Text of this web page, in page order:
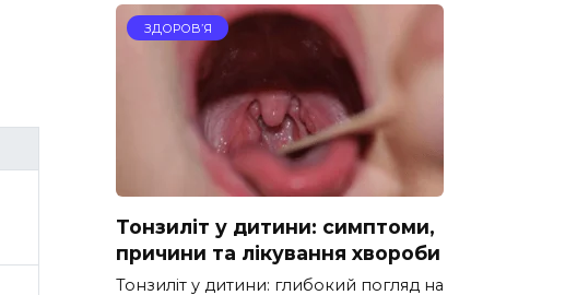
ЗДОРОВ’Я
Тонзиліт у дитини: симптоми,
причини та лікування хвороби
Тонзиліт у дитини: глибокий погляд на